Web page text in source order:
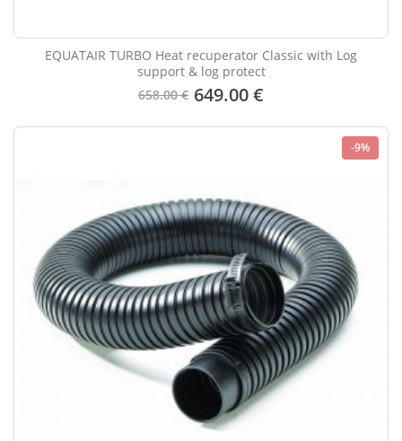
EQUATAIR TURBO Heat recuperator Classic with Log
support & log protect
658.00 € 649.00 €
-9%